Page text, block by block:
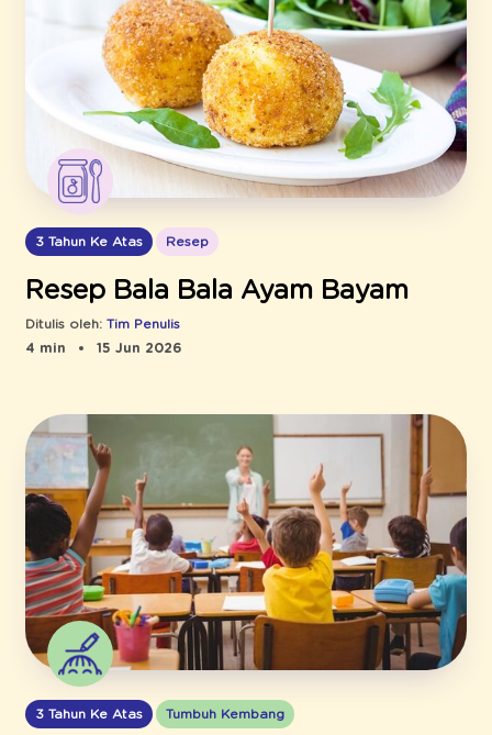
3 Tahun Ke Atas Resep
Resep Bala Bala Ayam Bayam
Ditulis oleh: Tim Penulis
4 min
15 Jun 2026
3 Tahun Ke Atas Tumbuh Kembang